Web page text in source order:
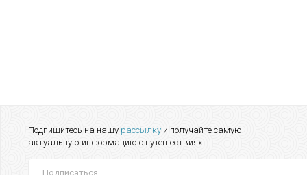
Подпишитесь на нашу рассылку и получайте самую
актуальную информацию о путешествиях